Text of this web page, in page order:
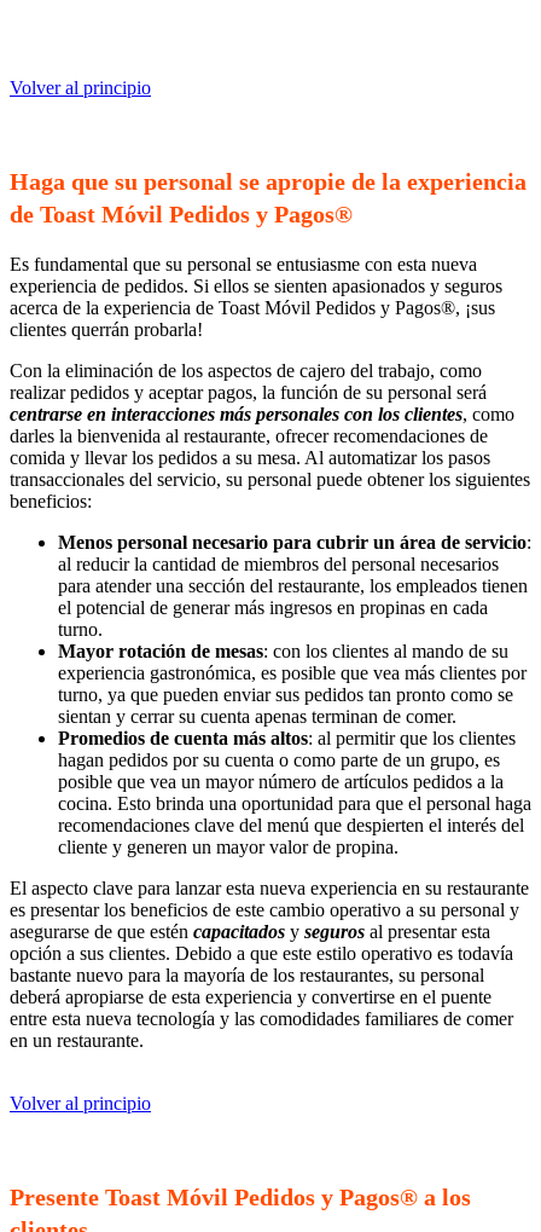
Volver al principio
Haga que su personal se apropie de la experiencia
de Toast Móvil Pedidos y Pagos®
Es fundamental que su personal se entusiasme con esta nueva
experiencia de pedidos. Si ellos se sienten apasionados y seguros
acerca de la experiencia de Toast Móvil Pedidos y Pagos®, ¡sus
clientes querrán probarla!
Con la eliminación de los aspectos de cajero del trabajo, como
realizar pedidos y aceptar pagos, la función de su personal será
centrarse en interacciones más personales con los clientes, como
darles la bienvenida al restaurante, ofrecer recomendaciones de
comida y llevar los pedidos a su mesa. Al automatizar los pasos
transaccionales del servicio, su personal puede obtener los siguientes
beneficios:
Menos personal necesario para cubrir un área de servicio:
al reducir la cantidad de miembros del personal necesarios
para atender una sección del restaurante, los empleados tienen
el potencial de generar más ingresos en propinas en cada
turno.
Mayor rotación de mesas: con los clientes al mando de su
experiencia gastronómica, es posible que vea más clientes por
turno, ya que pueden enviar sus pedidos tan pronto como se
sientan y cerrar su cuenta apenas terminan de comer.
Promedios de cuenta más altos: al permitir que los clientes
hagan pedidos por su cuenta o como parte de un grupo, es
posible que vea un mayor número de artículos pedidos a la
cocina. Esto brinda una oportunidad para que el personal haga
recomendaciones clave del menú que despierten el interés del
cliente y generen un mayor valor de propina.
El aspecto clave para lanzar esta nueva experiencia en su restaurante
es presentar los beneficios de este cambio operativo a su personal y
asegurarse de que estén capacitados y seguros al presentar esta
opción a sus clientes. Debido a que este estilo operativo es todavía
bastante nuevo para la mayoría de los restaurantes, su personal
deberá apropiarse de esta experiencia y convertirse en el puente
entre esta nueva tecnología y las comodidades familiares de comer
en un restaurante.
Volver al principio
Presente Toast Móvil Pedidos y Pagos® a los